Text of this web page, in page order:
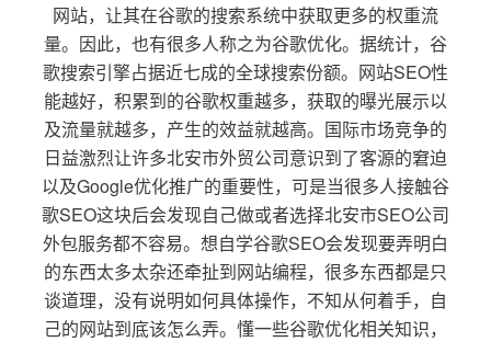
网站，让其在谷歌的搜索系统中获取更多的权重流
量。因此，也有很多人称之为谷歌优化。据统计，谷
歌搜索引擎占据近七成的全球搜索份额。网站SEO性
能越好，积累到的谷歌权重越多，获取的曝光展示以
及流量就越多，产生的效益就越高。国际市场竞争的
日益激烈让许多北安市外贸公司意识到了客源的窘迫
以及Google优化推广的重要性，可是当很多人接触谷
歌SEO这块后会发现自己做或者选择北安市SEO公司
外包服务都不容易。想自学谷歌SEO会发现要弄明白
的东西太多太杂还牵扯到网站编程，很多东西都是只
谈道理，没有说明如何具体操作，不知从何着手，自
己的网站到底该怎么弄。懂一些谷歌优化相关知识，